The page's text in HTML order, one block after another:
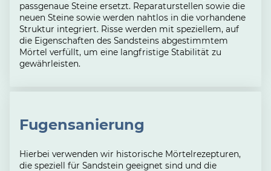
passgenaue Steine ersetzt. Reparaturstellen sowie die
neuen Steine sowie werden nahtlos in die vorhandene
Struktur integriert. Risse werden mit speziellem, auf
die Eigenschaften des Sandsteins abgestimmtem
Mörtel verfüllt, um eine langfristige Stabilität zu
gewährleisten.
Fugensanierung
Hierbei verwenden wir historische Mörtelrezepturen,
die speziell für Sandstein geeignet sind und die